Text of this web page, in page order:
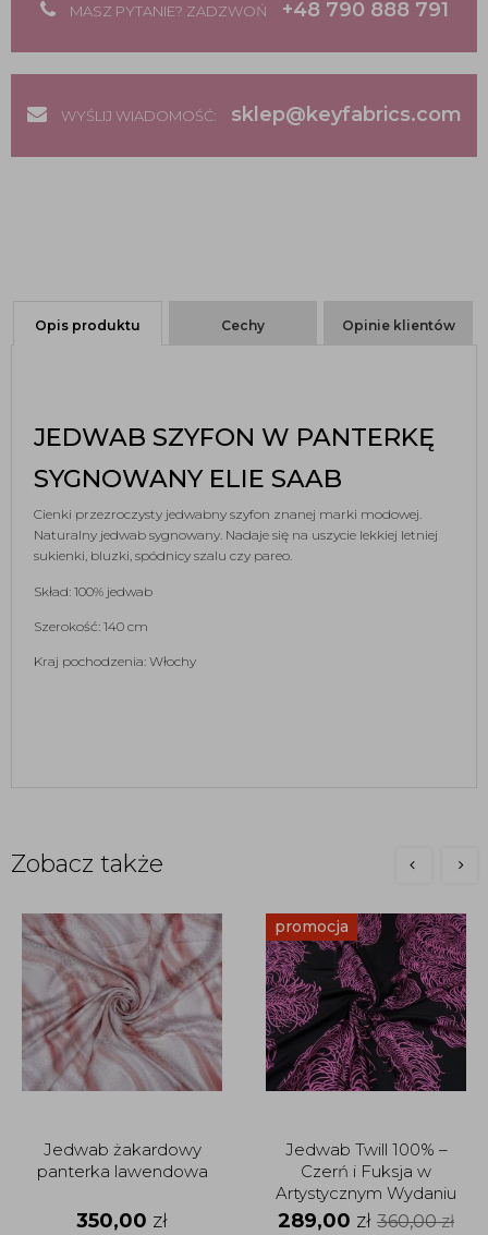
MASZ PYTANIE? ZADZWOŃ +48 790 888 791
WYŚLIJ WIADOMOŚĆ: sklep@keyfabrics.com
Opis produktu Cechy Opinie klientów
JEDWAB SZYFON W PANTERKĘ
SYGNOWANY ELIE SAAB
Cienki przezroczysty jedwabny szyfon znanej marki modowej.
Naturalny jedwab sygnowany. Nadaje się na uszycie lekkiej letniej
sukienki, bluzki, spódnicy szalu czy pareo.
Skład: 100% jedwab
Szerokość: 140 cm
Kraj pochodzenia: Włochy
Zobacz także
Jedwab żakardowy
panterka lawendowa
350,00 zł
promocja
Jedwab Twill 100% –
Czerń i Fuksja w
Artystycznym Wydaniu
289,00 zł 360,00zł